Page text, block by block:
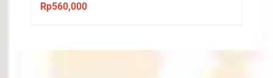
Rp560,000